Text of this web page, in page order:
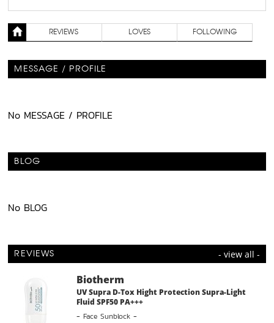
REVIEWS LOVES FOLLOWING
MESSAGE / PROFILE
No MESSAGE / PROFILE
BLOG
No BLOG
REVIEWS - view all -
Biotherm
UV Supra D-Tox Hight Protection Supra-Light
Fluid SPF50 PA+++
-Face Sunblock -